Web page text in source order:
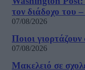
τον διάδοχο του
07/08/2026
Ποιοι
07/08/2026
Μακελειό σε